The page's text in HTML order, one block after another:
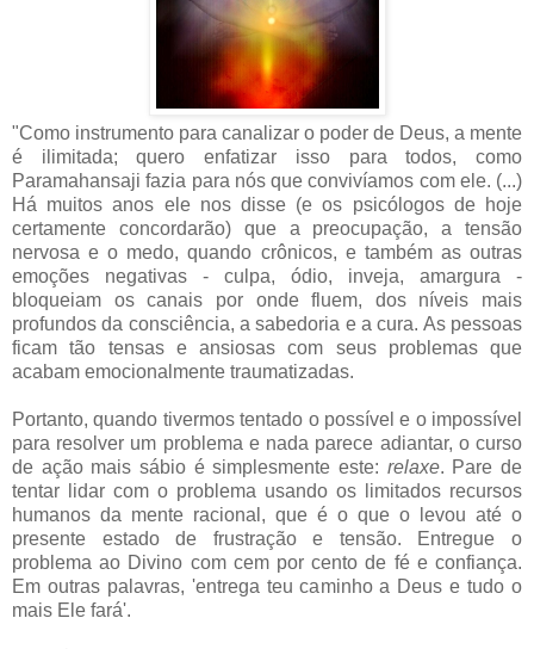
"Como instrumento para canalizar o poder de Deus, a mente
é ilimitada; quero enfatizar isso para todos, como
Paramahansaji fazia para nós que convivíamos com ele. (...)
Há muitos anos ele nos disse (e os psicólogos de hoje
certamente concordarão) que a preocupação, a tensão
nervosa e o medo, quando crônicos, e também as outras
emoções negativas - culpa, ódio, inveja, amargura -
bloqueiam os canais por onde fluem, dos níveis mais
profundos da consciência, a sabedoria e a cura. As pessoas
ficam tão tensas e ansiosas com seus problemas que
acabam emocionalmente traumatizadas.
Portanto, quando tivermos tentado o possível e o impossível
para resolver um problema e nada parece adiantar, o curso
de ação mais sábio é simplesmente este: relaxe. Pare de
tentar lidar com o problema usando os limitados recursos
humanos da mente racional, que é o que o levou até o
presente estado de frustração e tensão. Entregue o
problema ao Divino com cem por cento de fé e confiança.
Em outras palavras, 'entrega teu caminho a Deus e tudo o
mais Ele fará'.